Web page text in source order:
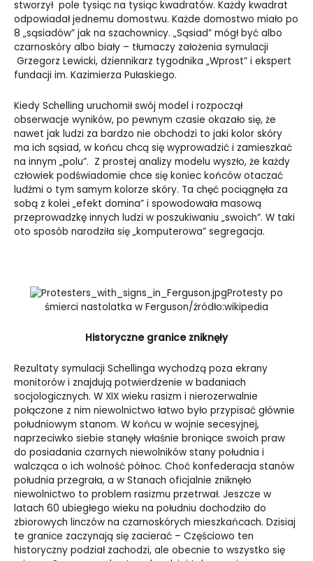
stworzył pole tysiąc na tysiąc kwadratów. Każdy kwadrat
odpowiadał jednemu domostwu. Każde domostwo miało po
8 „sąsiadów” jak na szachownicy. „Sąsiad” mógł być albo
czarnoskóry albo biały – tłumaczy założenia symulacji
Grzegorz Lewicki, dziennikarz tygodnika „Wprost” i ekspert
fundacji im. Kazimierza Pułaskiego.
Kiedy Schelling uruchomił swój model i rozpoczął
obserwacje wyników, po pewnym czasie okazało się, że
nawet jak ludzi za bardzo nie obchodzi to jaki kolor skóry
ma ich sąsiad, w końcu chcą się wyprowadzić i zamieszkać
na innym „polu”. Z prostej analizy modelu wyszło, że każdy
człowiek podświadomie chce się koniec końców otaczać
ludźmi o tym samym kolorze skóry. Ta chęć pociągnęła za
sobą z kolei „efekt domina” i spowodowała masową
przeprowadzkę innych ludzi w poszukiwaniu „swoich”. W taki
oto sposób narodziła się „komputerowa” segregacja.
Protesty po
śmierci nastolatka w Ferguson/źródło:wikipedia
Historyczne granice zniknęły
Rezultaty symulacji Schellinga wychodzą poza ekrany
monitorów i znajdują potwierdzenie w badaniach
socjologicznych. W XIX wieku rasizm i nierozerwalnie
połączone z nim niewolnictwo łatwo było przypisać głównie
południowym stanom. W końcu w wojnie secesyjnej,
naprzeciwko siebie stanęły właśnie broniące swoich praw
do posiadania czarnych niewolników stany południa i
walcząca o ich wolność północ. Choć konfederacja stanów
południa przegrała, a w Stanach oficjalnie zniknęło
niewolnictwo to problem rasizmu przetrwał. Jeszcze w
latach 60 ubiegłego wieku na południu dochodziło do
zbiorowych linczów na czarnoskórych mieszkańcach. Dzisiaj
te granice zaczynają się zacierać – Częściowo ten
historyczny podział zachodzi, ale obecnie to wszystko się